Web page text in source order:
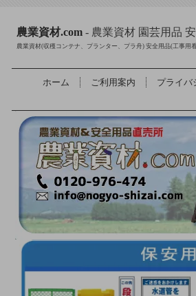
農業資材.com - 農業資材 園芸用品
農業資材(収穫コンテナ、プランター、プラ舟) 安全用品(工事用
ホーム ご利用案内 プライバ